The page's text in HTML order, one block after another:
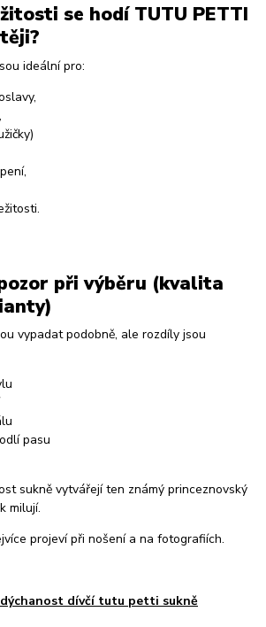
se hodí TUTU PETTI
ideální pro:
při výběru (kvalita
vypadat podobně, ale rozdíly jsou
pasu
sukně vytvářejí ten známý princeznovský
milují.
projeví při nošení a na fotografiích.